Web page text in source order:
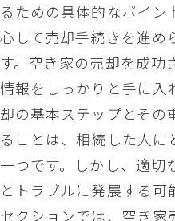
るための具体的なポイン
心して売却手続きを進め
す。空き家の売却を成功
情報をしっかりと手に入
却の基本ステップとその
ることは、相続した人に
一つです。しかし、適切
とトラブルに発展する可
セクションでは、空き家